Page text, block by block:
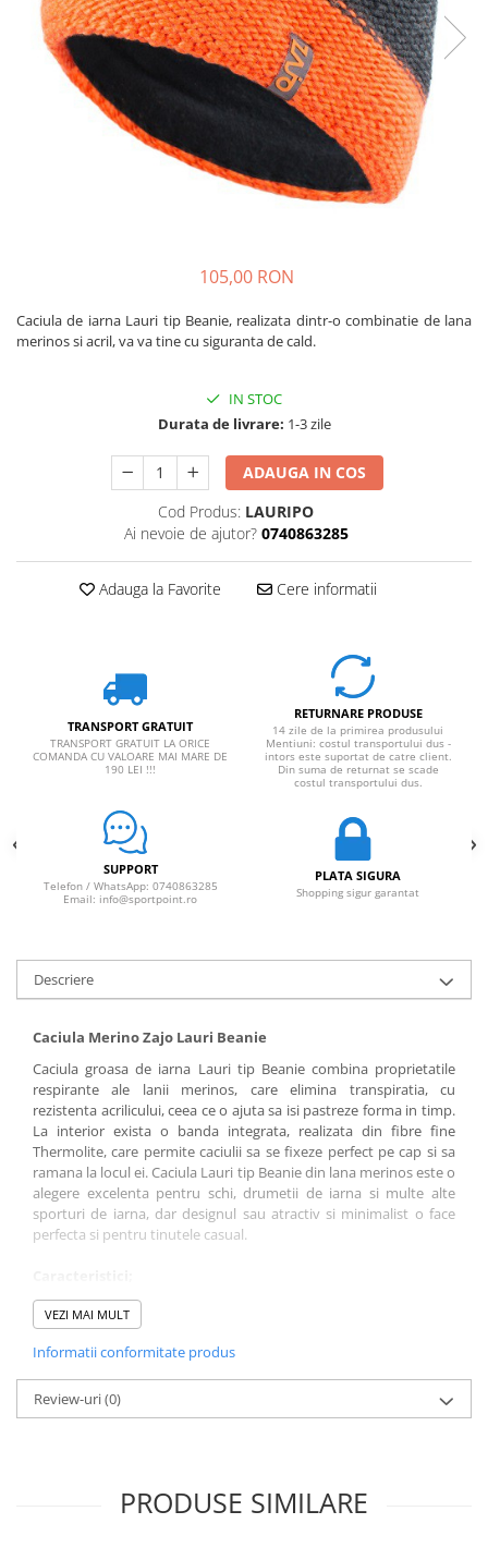
Slackline
Accesorii
Caciuli
Jachete
Sosete
Imbracaminte de corp
105,00 RON
Caciula de iarna Lauri tip Beanie, realizata dintr-o combinatie de lana
merinos si acril, va va tine cu siguranta de cald.
IN STOC
Durata de livrare: 1-3 zile
ADAUGA IN COS
Cod Produs: LAURIPO
Ai nevoie de ajutor? 0740863285
Adauga la Favorite Cere informatii
TRANSPORT GRATUIT
TRANSPORT GRATUIT LA ORICE
COMANDA CU VALOARE MAI MARE DE
190 LEI !!!
RETURNARE PRODUSE
14 zile de la primirea produsului
Mentiuni: costul transportului dus -
intors este suportat de catre client.
Din suma de returnat se scade
costul transportului dus.
SUPPORT
Telefon / WhatsApp: 0740863285
Email: info@sportpoint.ro
PLATA SIGURA
Shopping sigur garantat
Descriere
Caciula Merino Zajo Lauri Beanie
Caciula groasa de iarna Lauri tip Beanie combina proprietatile
respirante ale lanii merinos, care elimina transpiratia, cu
rezistenta acrilicului, ceea ce o ajuta sa isi pastreze forma in timp.
La interior exista o banda integrata, realizata din fibre fine
Thermolite, care permite caciulii sa se fixeze perfect pe cap si sa
ramana la locul ei. Caciula Lauri tip Beanie din lana merinos este o
alegere excelenta pentru schi, drumetii de iarna si multe alte
sporturi de iarna, dar designul sau atractiv si minimalist o face
perfecta si pentru tinutele casual.
greutate: 138 gr.
alcatuita din 4 cusaturi
banderola fleece moale Thermolite in interior
materiale: Merino wool, Invista™ Thermolite®
structura: 50% Merino wool + 50% Acrilic
VEZI MAI MULT
Informatii conformitate produs
Review-uri(0)
PRODUSE SIMILARE